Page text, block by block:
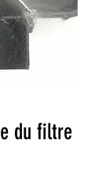
du filtre